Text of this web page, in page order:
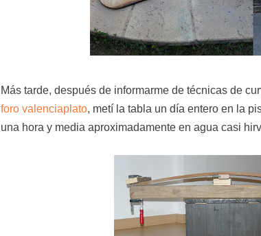
Más tarde, después de informarme de técnicas de
foro valenciaplato, metí la tabla un día entero en la
una hora y media aproximadamente en agua casi